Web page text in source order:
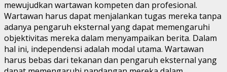
mewujudkan wartawan kompeten dan profesional.
Wartawan harus dapat menjalankan tugas mereka tanpa
adanya pengaruh eksternal yang dapat memengaruhi
objektivitas mereka dalam menyampaikan berita. Dalam
hal ini, independensi adalah modal utama. Wartawan
harus bebas dari tekanan dan pengaruh eksternal yang